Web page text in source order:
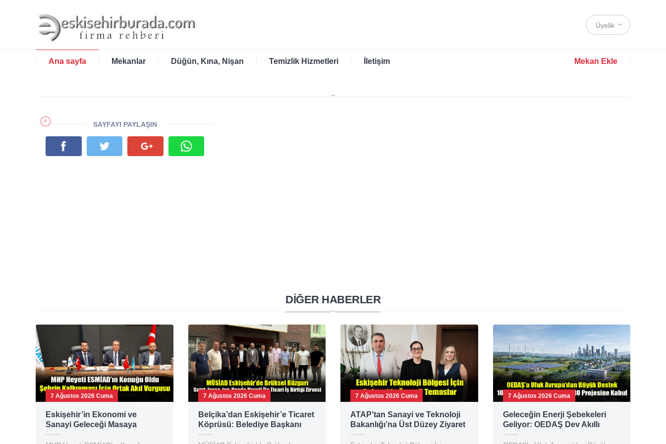
Üyelik
Ana sayfa Mekanlar Düğün, Kına, Nişan Temizlik Hizmetleri İletişim Mekan Ekle
SAYFAYI PAYLAŞIN
DİĞER HABERLER
7 Ağustos 2026 Cuma
Eskişehir’in Ekonomi ve
Sanayi Geleceği Masaya
Yatırıldı: ESMİAD ile MHP
7 Ağustos 2026 Cuma
Belçika’dan Eskişehir’e Ticaret
Köprüsü: Belediye Başkanı
Emir Kır MÜSİAD’ı Ziyaret Etti
7 Ağustos 2026 Cuma
ATAP’tan Sanayi ve Teknoloji
Bakanlığı’na Üst Düzey Ziyaret
7 Ağustos 2026 Cuma
Geleceğin Enerji Şebekeleri
Geliyor: OEDAŞ Dev Akıllı
Şebeke Konsorsiyumunda